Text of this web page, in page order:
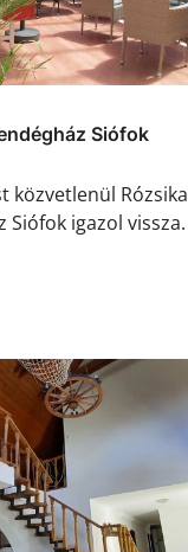
Siófok
közvetlenül Rózsika
Siófok igazol vissza.